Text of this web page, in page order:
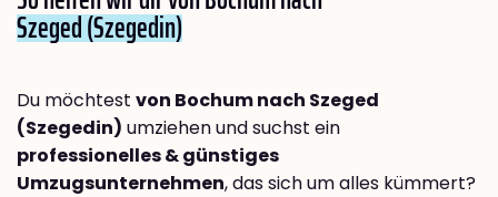
Szeged (Szegedin)
Du möchtest von Bochum nach Szeged
(Szegedin) umziehen und suchst ein
professionelles & günstiges
Umzugsunternehmen, das sich um alles kümmert?